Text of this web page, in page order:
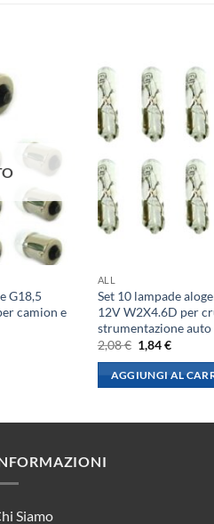
G18,5
camion e
ALL
Set 10 lampade
12V W2X4.6D per
strumentazione auto
2,08€ Il
prezzo
originale
era:
1,84€Il
attuale
è:
AGGIUNGI AL
Siamo